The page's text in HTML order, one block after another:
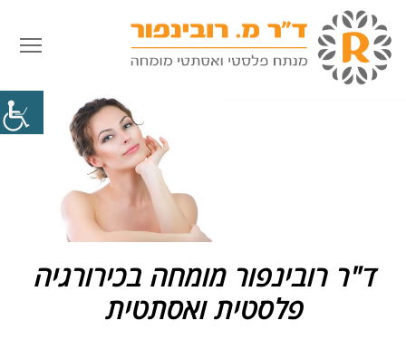
ד"ר רובינפור מומחה בכירורגיה
פלסטית ואסתטית